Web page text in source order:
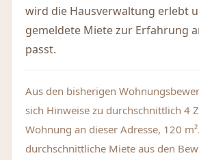
wird die Hausverwaltung erlebt
gemeldete Miete zur Erfahrung
passt.
Aus den bisherigen
sich Hinweise zu durchschnittlich 4
Wohnung an dieser Adresse, 120
durchschnittliche Miete aus den